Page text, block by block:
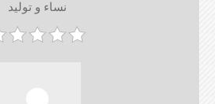
نساء و توليد